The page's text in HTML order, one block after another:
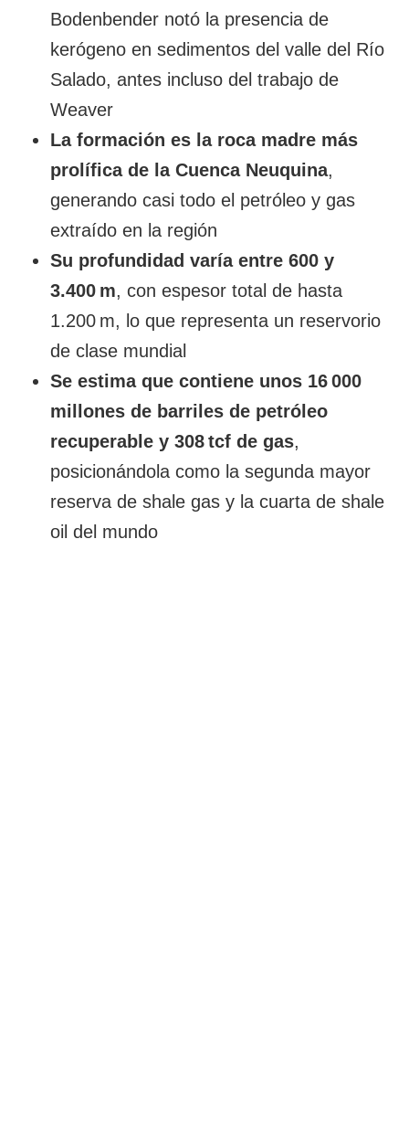
Bodenbender notó la presencia de
kerógeno en sedimentos del valle del Río
Salado, antes incluso del trabajo de
Weaver
La formación es la roca madre más
prolífica de la Cuenca Neuquina,
generando casi todo el petróleo y gas
extraído en la región
Su profundidad varía entre 600 y
3.400 m, con espesor total de hasta
1.200 m, lo que representa un reservorio
de clase mundial
Se estima que contiene unos 16 000
millones de barriles de petróleo
recuperable y 308 tcf de gas,
posicionándola como la segunda mayor
reserva de shale gas y la cuarta de shale
oil del mundo